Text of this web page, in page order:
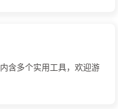
内含多个实用工具，欢迎游